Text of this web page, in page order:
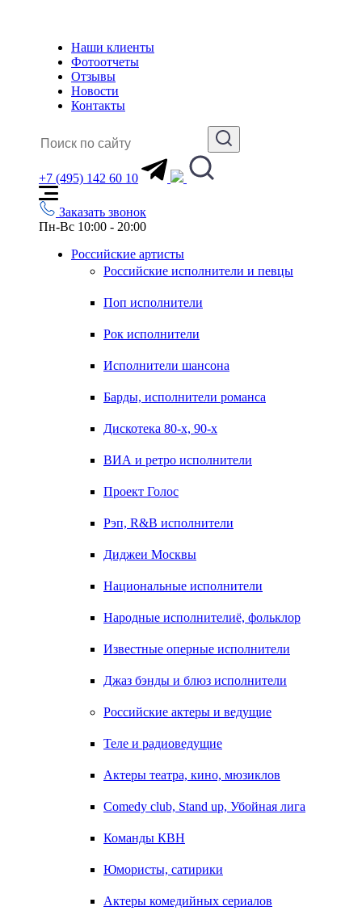
Наши клиенты
Фотоотчеты
Отзывы
Новости
Контакты
+7 (495) 142 60 10
Заказать звонок
Пн-Вс 10:00 - 20:00
Российские артисты
Российские исполнители и певцы
Поп исполнители
Рок исполнители
Исполнители шансона
Барды, исполнители романса
Дискотека 80-х, 90-х
ВИА и ретро исполнители
Проект Голос
Рэп, R&B исполнители
Диджеи Москвы
Национальные исполнители
Народные исполнителиё, фольклор
Известные оперные исполнители
Джаз бэнды и блюз исполнители
Российские актеры и ведущие
Теле и радиоведущие
Актеры театра, кино, мюзиклов
Comedy club, Stand up, Убойная лига
Команды КВН
Юмористы, сатирики
Актеры комедийных сериалов